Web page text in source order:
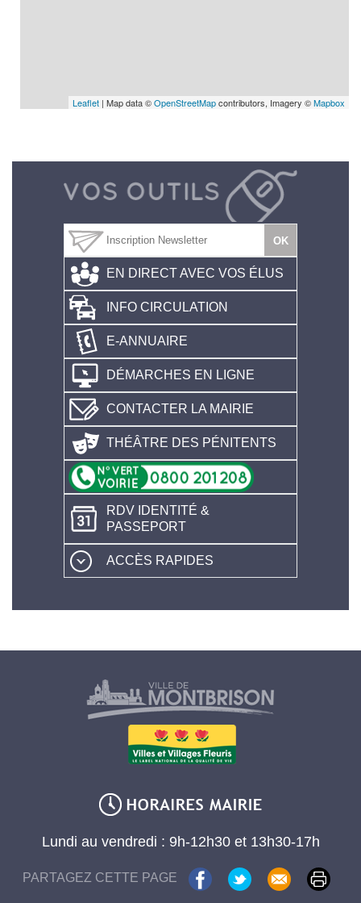
Leaflet | Map data ©OpenStreetMapcontributors, Imagery ©Mapbox
EN DIRECT AVEC VOS ÉLUS
INFO CIRCULATION
E-ANNUAIRE
DÉMARCHES EN LIGNE
CONTACTER LA MAIRIE
THÉÂTRE DES PÉNITENTS
RDV IDENTITÉ &
PASSEPORT
ACCÈS RAPIDES
Lundi au vendredi : 9h-12h30 et 13h30-17h
PARTAGEZ CETTE PAGE